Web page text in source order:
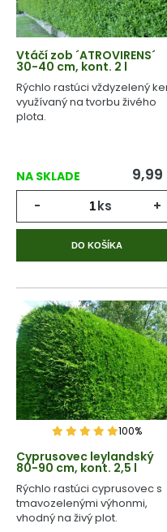
Vtáčí zob ´ATROVIRENS´
30-40 cm, kont. 2 l
Rýchlo rastúci vždyzelený
využívaný na tvorbu živého
plota.
NA SKLADE 9,99
- ks +
DO KOŠÍKA
100%
Cyprusovec leylandský
80-90 cm, kont. 2,5 l
Rýchlo rastúci cyprusovec s
tmavozelenými výhonmi,
vhodný na živý plot.